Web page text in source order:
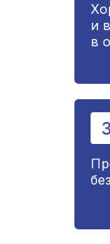
и
в